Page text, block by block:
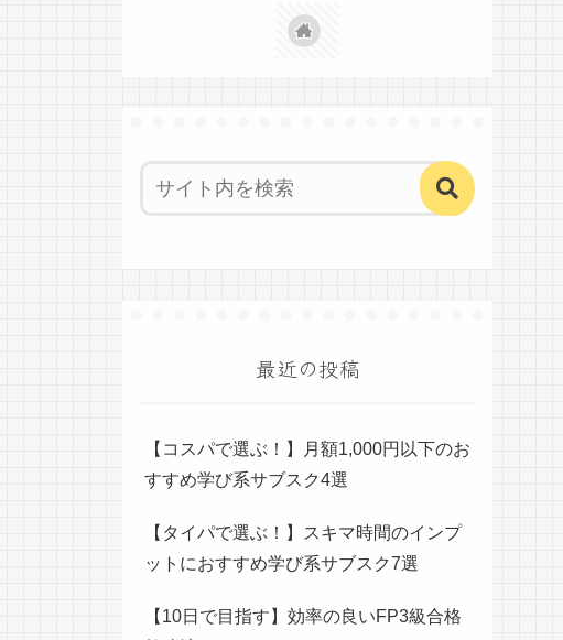
最近の投稿
【コスパで選ぶ！】月額1,000円以下のお
すすめ学び系サブスク4選
【タイパで選ぶ！】スキマ時間のインプ
ットにおすすめ学び系サブスク7選
【10日で目指す】効率の良いFP3級合格